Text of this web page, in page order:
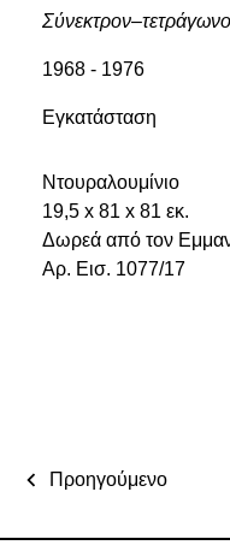
1968 - 1976
Εγκατάσταση
Ντουραλουμίνιο
19,5 x 81 x 81 εκ.
Δωρεά από τον
Αρ. Εισ. 1077/17
Προηγούμενο